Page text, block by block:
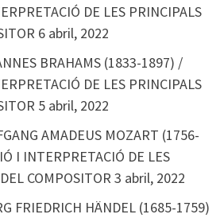
DE LES PRINCIPALS
6 abril, 2022
BRAHAMS (1833-1897) /
DE LES PRINCIPALS
5 abril, 2022
AMADEUS MOZART (1756-
I INTERPRETACIÓ DE LES
COMPOSITOR 3 abril, 2022
FRIEDRICH HÄNDEL (1685-1759)